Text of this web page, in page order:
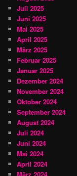
Juli 2025
Juni 2025
Mai 2025
April 2025
März 2025
Februar 2025
Januar 2025
Dezember 2024
November 2024
Oktober 2024
September 2024
August 2024
Juli 2024
Juni 2024
Mai 2024
April 2024